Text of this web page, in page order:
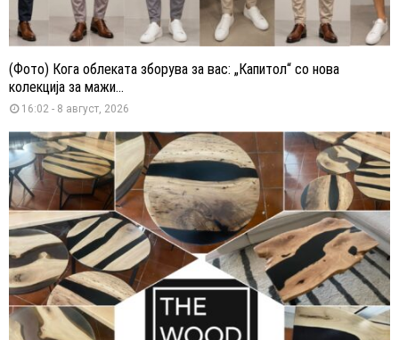
(Фото) Кога облеката зборува за вас: „Капитол“ со нова
колекција за мажи...
16:02 - 8 август, 2026